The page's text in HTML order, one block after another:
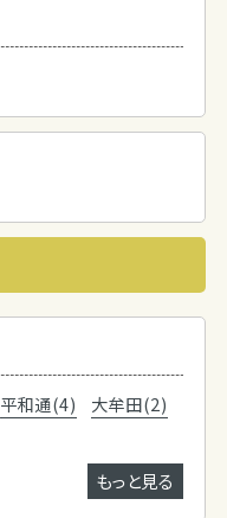
平和通(4)
大牟田(2)
もっと見る